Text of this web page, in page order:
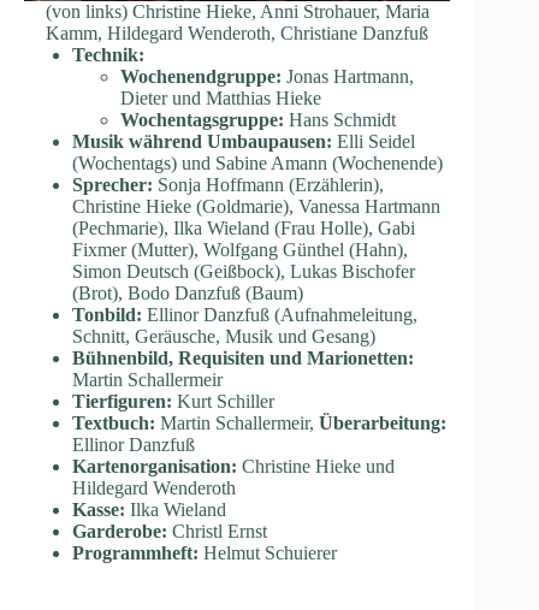
(von links) Christine Hieke, Anni Strohauer, Maria
Kamm, Hildegard Wenderoth, Christiane Danzfuß
Technik:
Wochenendgruppe: Jonas Hartmann,
Dieter und Matthias Hieke
Wochentagsgruppe: Hans Schmidt
Musik während Umbaupausen: Elli Seidel
(Wochentags) und Sabine Amann (Wochenende)
Sprecher: Sonja Hoffmann (Erzählerin),
Christine Hieke (Goldmarie), Vanessa Hartmann
(Pechmarie), Ilka Wieland (Frau Holle), Gabi
Fixmer (Mutter), Wolfgang Günthel (Hahn),
Simon Deutsch (Geißbock), Lukas Bischofer
(Brot), Bodo Danzfuß (Baum)
Tonbild: Ellinor Danzfuß (Aufnahmeleitung,
Schnitt, Geräusche, Musik und Gesang)
Bühnenbild, Requisiten und Marionetten:
Martin Schallermeir
Tierfiguren: Kurt Schiller
Textbuch: Martin Schallermeir, Überarbeitung:
Ellinor Danzfuß
Kartenorganisation: Christine Hieke und
Hildegard Wenderoth
Kasse: Ilka Wieland
Garderobe: Christl Ernst
Programmheft: Helmut Schuierer